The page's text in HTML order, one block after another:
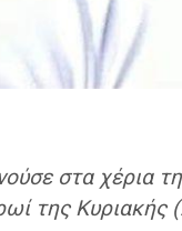
στα χέρια
της